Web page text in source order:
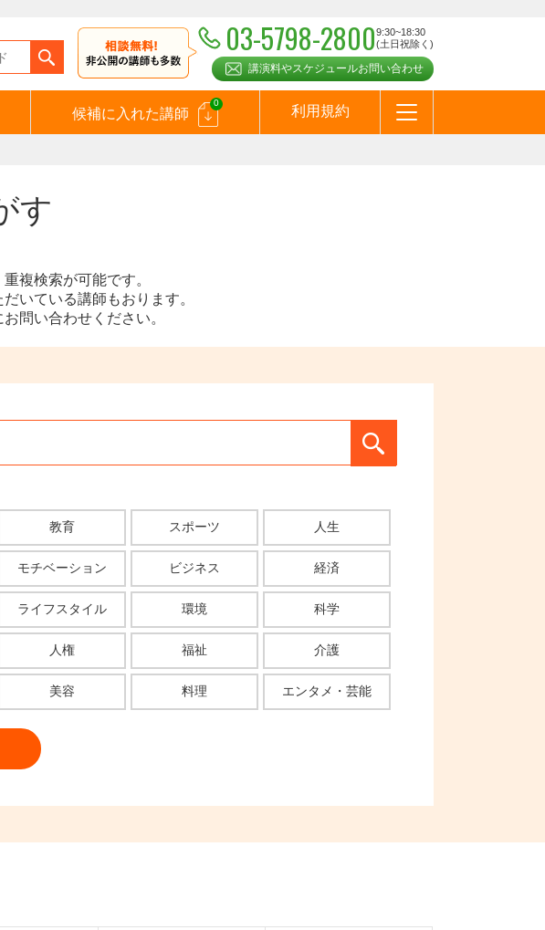
03-5798-28009:30~18:30
(土日祝除く)
講演料やスケジュールお問い合わせ
候補に入れた講師
0
利用規約
す
複検索が可能です。
いている講師もおります。
問い合わせください。
教育 スポーツ 人生
モチベーション ビジネス 経済
ライフスタイル 環境 科学
人権 福祉 介護
美容 料理 エンタメ・芸能